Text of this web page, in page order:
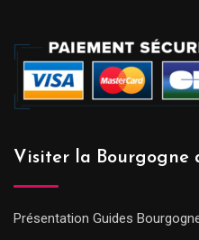
Visiter la Bourgogne
Présentation Guides